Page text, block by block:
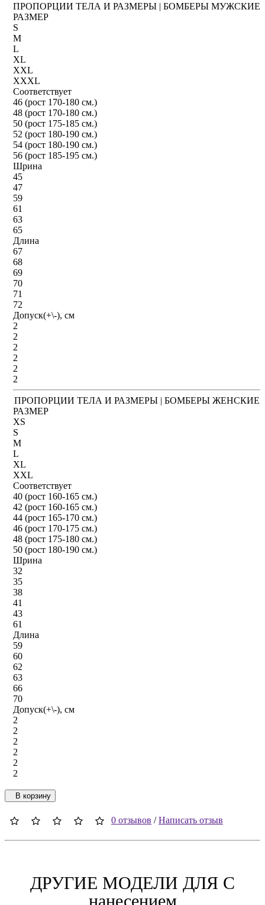
ПРОПОРЦИИ ТЕЛА И РАЗМЕРЫ | БОМБЕРЫ МУЖСКИЕ
РАЗМЕР
S
M
L
XL
XXL
XXXL
Соответствует
46 (рост 170-180 см.)
48 (рост 170-180 см.)
50 (рост 175-185 см.)
52 (рост 180-190 см.)
54 (рост 180-190 см.)
56 (рост 185-195 см.)
Шрина
45
47
59
61
63
65
Длина
67
68
69
70
71
72
Допуск(+\-), см
2
2
2
2
2
2
ПРОПОРЦИИ ТЕЛА И РАЗМЕРЫ | БОМБЕРЫ ЖЕНСКИЕ
РАЗМЕР
XS
S
M
L
XL
XXL
Соответствует
40 (рост 160-165 см.)
42 (рост 160-165 см.)
44 (рост 165-170 см.)
46 (рост 170-175 см.)
48 (рост 175-180 см.)
50 (рост 180-190 см.)
Шрина
32
35
38
41
43
61
Длина
59
60
62
63
66
70
Допуск(+\-), см
2
2
2
2
2
2
В корзину
0 отзывов /Написать отзыв
ДРУГИЕ МОДЕЛИ ДЛЯ C
нанесением